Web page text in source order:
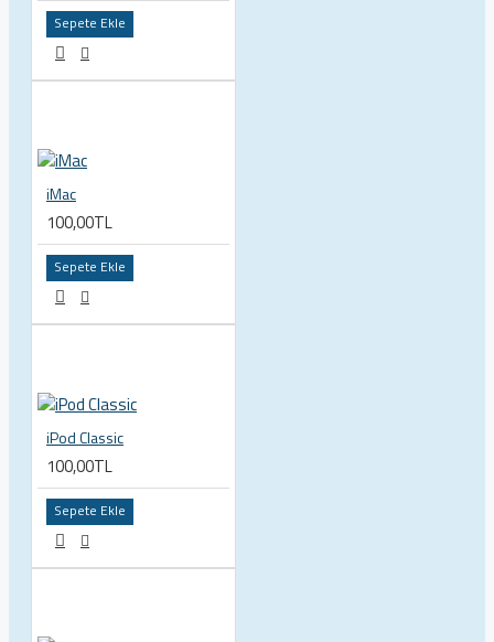
Sepete Ekle
iMac
100,00TL
Sepete Ekle
iPod Classic
100,00TL
Sepete Ekle